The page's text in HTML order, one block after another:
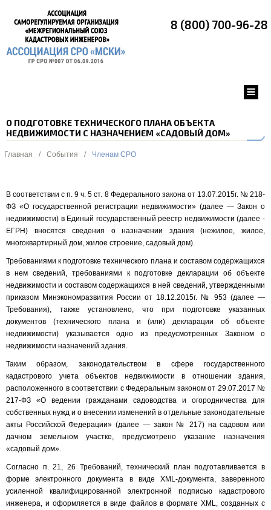
8 (800) 700-96-28
О ПОДГОТОВКЕ ТЕХНИЧЕСКОГО ПЛАНА ОБЪЕКТА
НЕДВИЖИМОСТИ С НАЗНАЧЕНИЕМ «САДОВЫЙ ДОМ»
Главная / События / Членам СРО
В соответствии с п. 9 ч. 5 ст. 8 Федерального закона от 13.07.2015г. № 218-
ФЗ «О государственной регистрации недвижимости» (далее — Закон о
недвижимости) в Единый государственный реестр недвижимости (далее -
ЕГРН) вносятся сведения о назначении здания (нежилое, жилое,
многоквартирный дом, жилое строение, садовый дом).
Требованиями к подготовке технического плана и составом содержащихся
в нем сведений, требованиями к подготовке декларации об объекте
недвижимости и составом содержащихся в ней сведений, утвержденными
приказом Минэкономразвития России от 18.12.2015г. № 953 (далее —
Требования), также установлено, что при подготовке указанных
документов (технического плана и (или) декларации об объекте
недвижимости) указывается одно из предусмотренных Законом о
недвижимости назначений здания.
Таким образом, законодательством в сфере государственного
кадастрового учета объектов недвижимости в отношении здания,
расположенного в соответствии с Федеральным законом от 29.07.2017 №
217-ФЗ «О ведении гражданами садоводства и огородничества для
собственных нужд и о внесении изменений в отдельные законодательные
акты Российской Федерации» (далее — закон № 217) на садовом или
дачном земельном участке, предусмотрено указание назначения
«садовый дом».
Согласно п. 21, 26 Требований, технический план подготавливается в
форме электронного документа в виде XML-документа, заверенного
усиленной квалифицированной электронной подписью кадастрового
инженера, и оформляется в виде файлов в формате XML, созданных с